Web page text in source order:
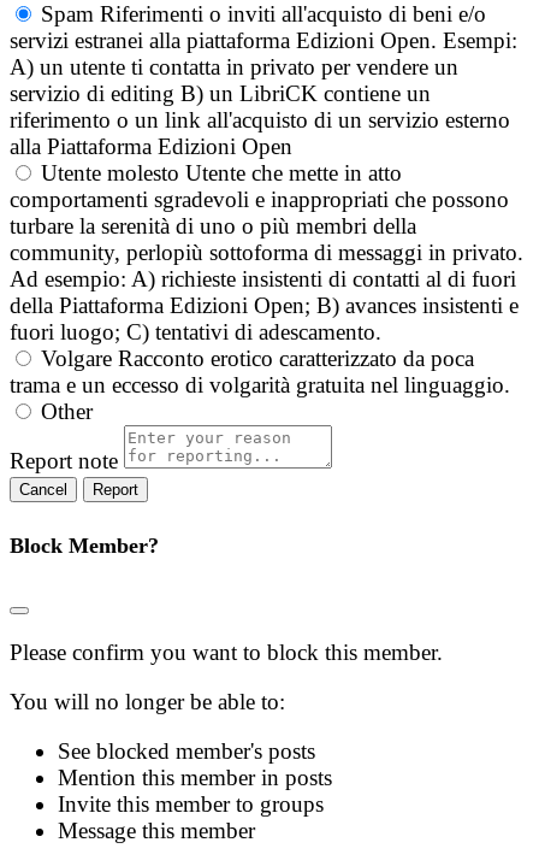
Spam Riferimenti o inviti all'acquisto di beni e/o
servizi estranei alla piattaforma Edizioni Open. Esempi:
A) un utente ti contatta in privato per vendere un
servizio di editing B) un LibriCK contiene un
riferimento o un link all'acquisto di un servizio esterno
alla Piattaforma Edizioni Open
Utente molesto Utente che mette in atto
comportamenti sgradevoli e inappropriati che possono
turbare la serenità di uno o più membri della
community, perlopiù sottoforma di messaggi in privato.
Ad esempio: A) richieste insistenti di contatti al di fuori
della Piattaforma Edizioni Open; B) avances insistenti e
fuori luogo; C) tentativi di adescamento.
Volgare Racconto erotico caratterizzato da poca
trama e un eccesso di volgarità gratuita nel linguaggio.
Other
Report note
Report
Block Member?
Please confirm you want to block this member.
You will no longer be able to:
See blocked member's posts
Mention this member in posts
Invite this member to groups
Message this member